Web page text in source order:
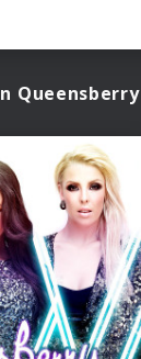
Queensberry